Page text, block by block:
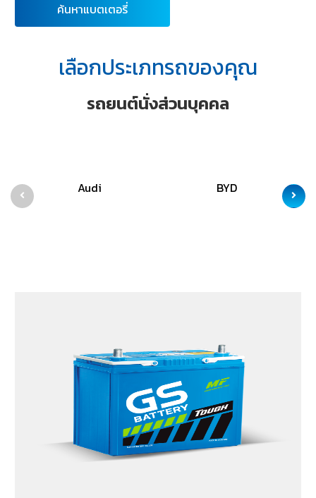
ค้นหาแบตเตอรี่
เลือกประเภทรถของคุณ
รถยนต์นั่งส่วนบุคคล
Audi BYD